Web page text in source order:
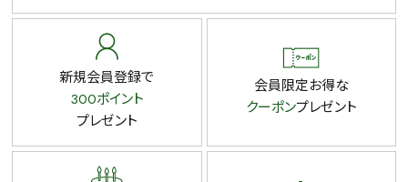
新規会員登録で
300ポイント
プレゼント
会員限定お得な
クーポンプレゼント